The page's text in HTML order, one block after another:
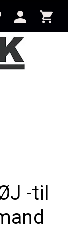
-til